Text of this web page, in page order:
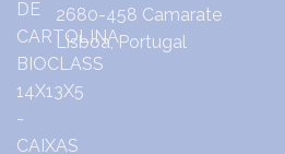
2680-458 Camarate
Lisboa, Portugal